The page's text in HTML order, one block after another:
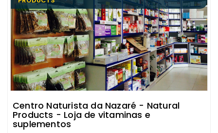
Centro Naturista da Nazaré - Natural
Products - Loja de vitaminas e
suplementos